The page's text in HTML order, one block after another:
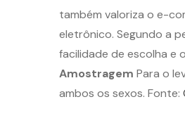
também valoriza o e-
eletrônico. Segundo a
facilidade de escolha e
Amostragem Para o
ambos os sexos. Fonte: